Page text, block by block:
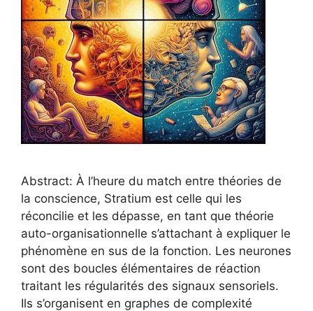
Abstract: À l’heure du match entre théories de
la conscience, Stratium est celle qui les
réconcilie et les dépasse, en tant que théorie
auto-organisationnelle s’attachant à expliquer le
phénomène en sus de la fonction. Les neurones
sont des boucles élémentaires de réaction
traitant les régularités des signaux sensoriels.
Ils s’organisent en graphes de complexité